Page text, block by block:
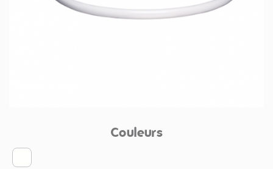
Couleurs